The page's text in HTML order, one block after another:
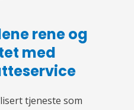
rene og
med
tjeneste som